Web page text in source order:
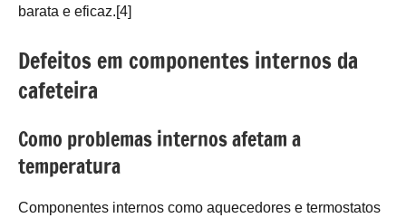
barata e eficaz.[4]
Defeitos em componentes internos da
cafeteira
Como problemas internos afetam a
temperatura
Componentes internos como aquecedores e termostatos